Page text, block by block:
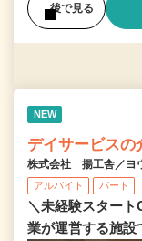
後で見る
NEW
デイサービスの
株式会社 揚工舎／ヨ
アルバイト パート
＼未経験スター
業が運営する施設